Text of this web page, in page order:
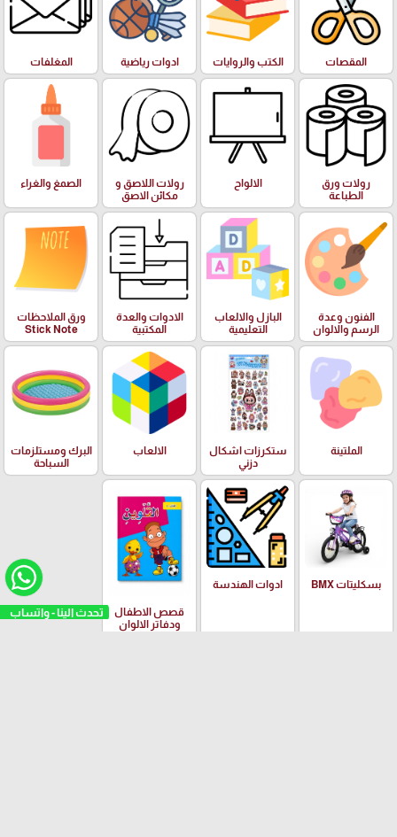
تحدث الينا - واتساب
المقصات الكتب والروايات ادوات رياضية المغلفات
رولات ورق
الطباعة
الالواح
رولات اللاصق و
مكائن الاصق
الصمغ والغراء
الفنون وعدة
الرسم والالوان
البازل والالعاب
التعليمية
الادوات والعدة
المكتبية
ورق الملاحظات
Stick Note
الملتينة
ستكرزات اشكال
دزني
الالعاب
البرك ومستلزمات
السباحة
بسكليتات BMX ادوات الهندسة
قصص الاطفال
ودفاتر الالوان